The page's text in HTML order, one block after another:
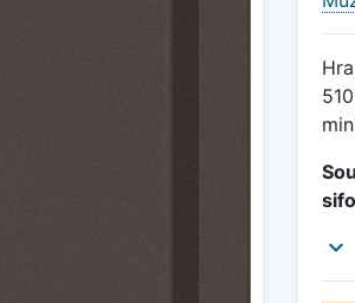
expand_more